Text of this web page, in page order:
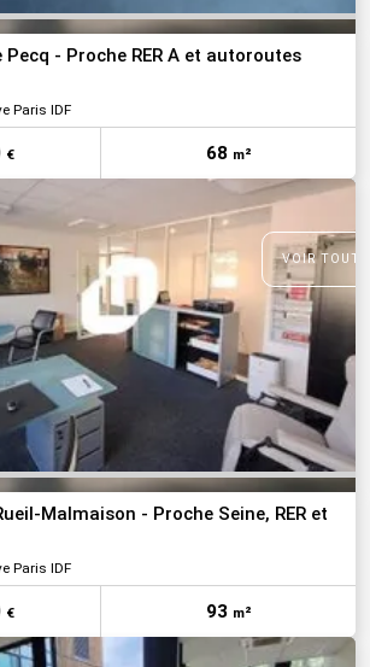
Pecq - Proche RER A et autoroutes
Paris IDF
€ 68 m²
VOIR
Malmaison - Proche Seine, RER et
Paris IDF
€ 93 m²